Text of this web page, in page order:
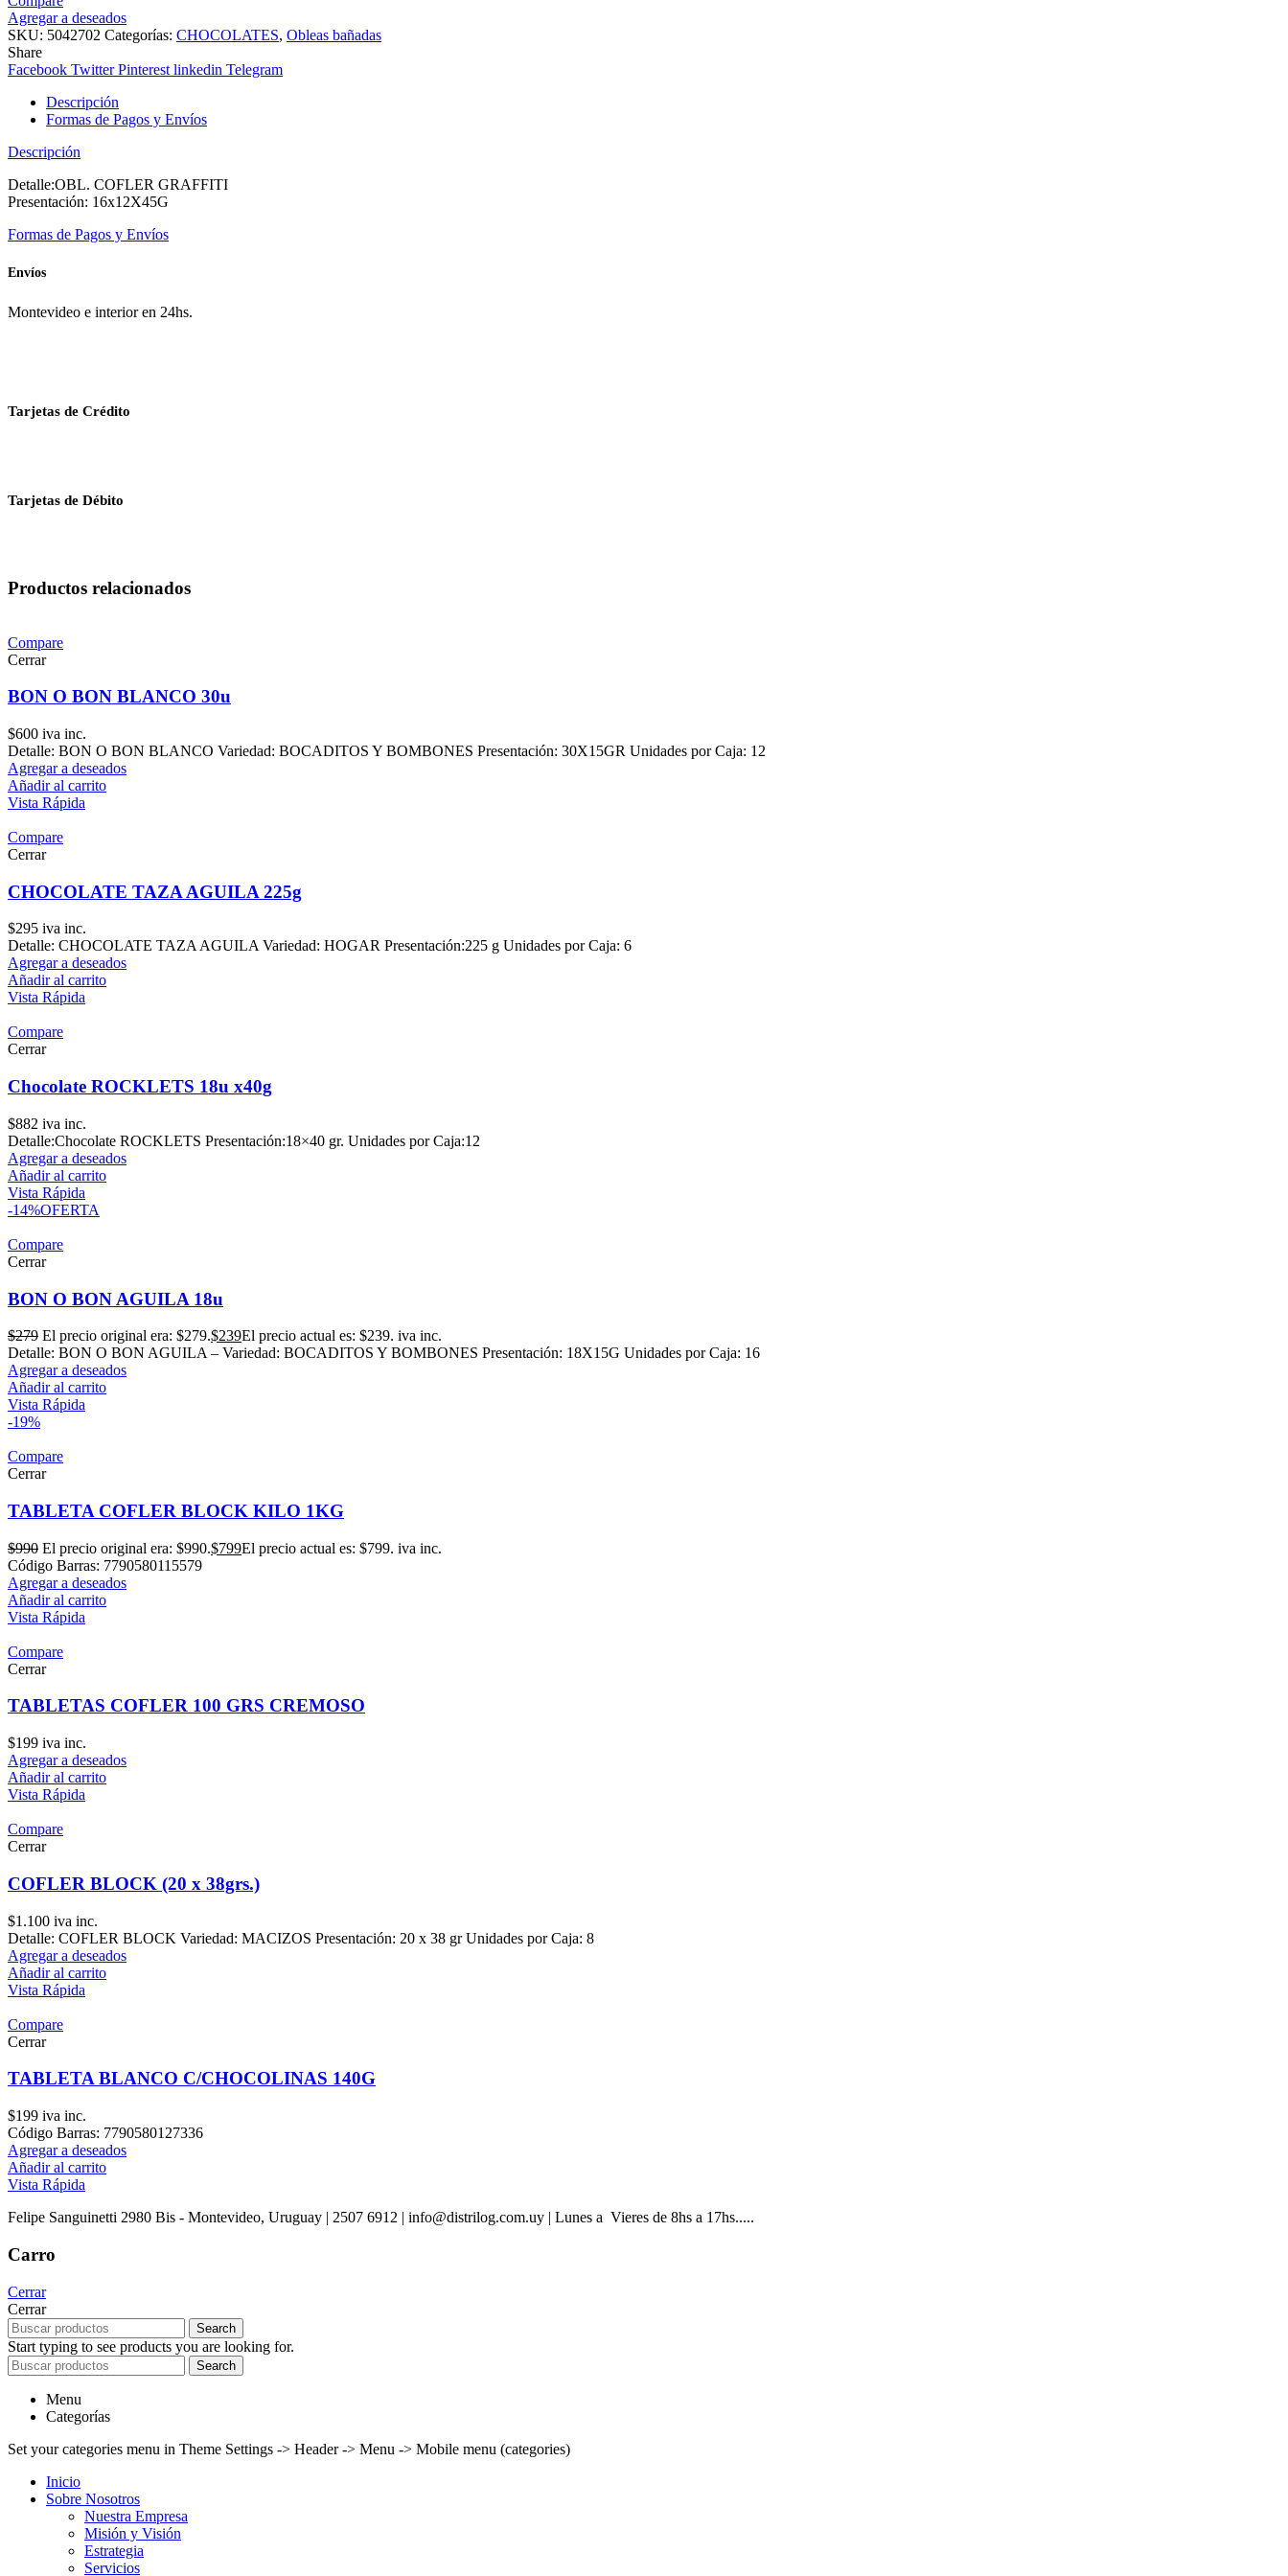
Agregar a deseados
SKU: 5042702 Categorías: CHOCOLATES, Obleas bañadas
Share
Facebook Twitter Pinterest linkedin Telegram
Descripción
Formas de Pagos y Envíos
Descripción
Detalle:OBL. COFLER GRAFFITI
Presentación: 16x12X45G
Formas de Pagos y Envíos
Envíos
Montevideo e interior en 24hs.
Tarjetas de Crédito
Tarjetas de Débito
Productos relacionados
Compare
Cerrar
BON O BON BLANCO 30u
$600 iva inc.
Detalle: BON O BON BLANCO Variedad: BOCADITOS Y BOMBONES Presentación: 30X15GR Unidades por Caja: 12
Agregar a deseados
Añadir al carrito
Vista Rápida
Compare
Cerrar
CHOCOLATE TAZA AGUILA 225g
$295 iva inc.
Detalle: CHOCOLATE TAZA AGUILA Variedad: HOGAR Presentación:225 g Unidades por Caja: 6
Agregar a deseados
Añadir al carrito
Vista Rápida
Compare
Cerrar
Chocolate ROCKLETS 18u x40g
$882 iva inc.
Detalle:Chocolate ROCKLETS Presentación:18×40 gr. Unidades por Caja:12
Agregar a deseados
Añadir al carrito
Vista Rápida
-14%OFERTA
Compare
Cerrar
BON O BON AGUILA 18u
$279 El precio original era: $279.$239El precio actual es: $239. iva inc.
Detalle: BON O BON AGUILA – Variedad: BOCADITOS Y BOMBONES Presentación: 18X15G Unidades por Caja: 16
Agregar a deseados
Añadir al carrito
Vista Rápida
-19%
Compare
Cerrar
TABLETA COFLER BLOCK KILO 1KG
$990 El precio original era: $990.$799El precio actual es: $799. iva inc.
Código Barras: 7790580115579
Agregar a deseados
Añadir al carrito
Vista Rápida
Compare
Cerrar
TABLETAS COFLER 100 GRS CREMOSO
$199 iva inc.
Agregar a deseados
Añadir al carrito
Vista Rápida
Compare
Cerrar
COFLER BLOCK (20 x 38grs.)
$1.100 iva inc.
Detalle: COFLER BLOCK Variedad: MACIZOS Presentación: 20 x 38 gr Unidades por Caja: 8
Agregar a deseados
Añadir al carrito
Vista Rápida
Compare
Cerrar
TABLETA BLANCO C/CHOCOLINAS 140G
$199 iva inc.
Código Barras: 7790580127336
Agregar a deseados
Añadir al carrito
Vista Rápida
Felipe Sanguinetti 2980 Bis - Montevideo, Uruguay | 2507 6912 | info@distrilog.com.uy | Lunes a Vieres de 8hs a 17hs.....
Carro
Cerrar
Cerrar
Search
Start typing to see products you are looking for.
Search
Menu
Categorías
Set your categories menu in Theme Settings -> Header -> Menu -> Mobile menu (categories)
Inicio
Sobre Nosotros
Nuestra Empresa
Misión y Visión
Estrategia
Servicios